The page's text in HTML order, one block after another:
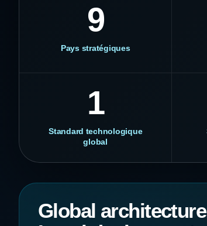
9
Pays stratégiques
1
Standard technologique
global
Global